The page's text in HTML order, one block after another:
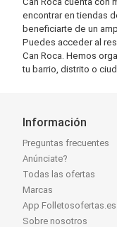
encontrar en tiendas
beneficiarte de un
Puedes acceder al
Can Roca. Hemos
tu barrio, distrito o
Información
Preguntas frecuentes
Anúnciate?
Todas las ofertas
Marcas
App Folletosofertas.es
Sobre nosotros